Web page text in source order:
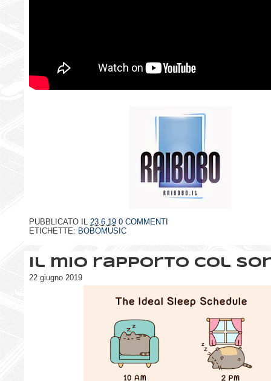
PUBBLICATO IL 23.6.19 0 COMMENTI
ETICHETTE: BOBOMUSIC
Il mio rapporto col
22 giugno 2019